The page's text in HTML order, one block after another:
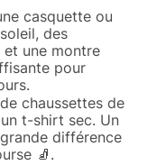
casquette ou
des
et une montre
pour
chaussettes de
t-shirt sec. Un
différence
🧦.